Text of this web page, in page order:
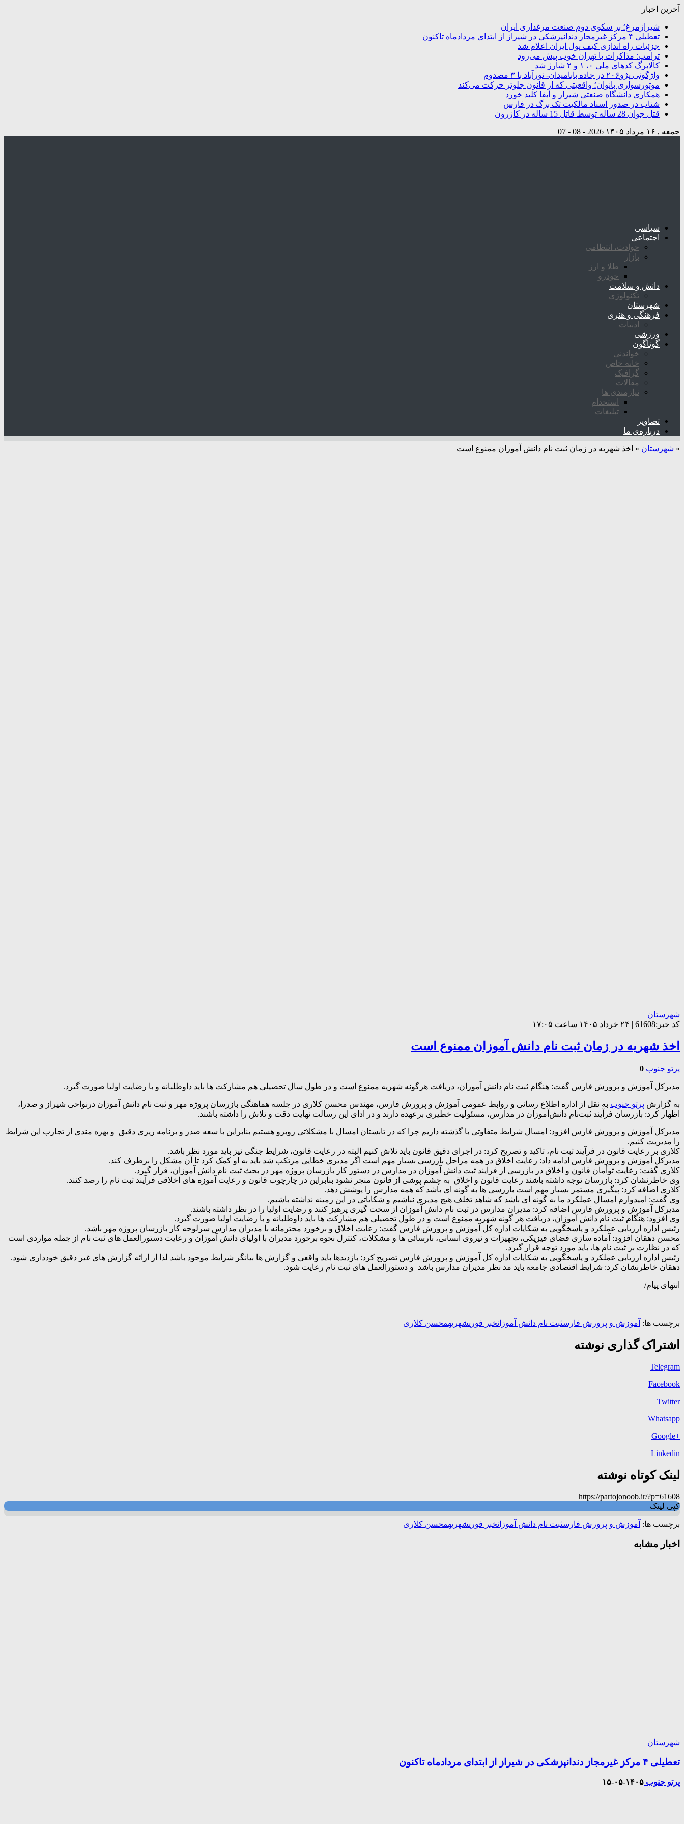
آخرین اخبار
شیرازمرغ؛ بر سکوی دوم صنعت مرغداری ایران
تعطیلی ۴ مرکز غیرمجاز دندانپزشکی در شیراز از ابتدای مردادماه تاکنون
جزئیات راه اندازی کیف پول ایران اعلام شد
ترامپ: مذاکرات با تهران خوب پیش می‌رود
کالابرگ کدهای ملی ۰، ۱ و ۲ شارژ شد
واژگونی پژو۲۰۶ در جاده بابامیدان- نورآباد با ۳ مصدوم
موتورسواری بانوان؛ واقعیتی که از قانون جلوتر حرکت می‌کند
همکاری دانشگاه صنعتی شیراز و آبفا کلید خورد
شتاب در صدور اسناد مالکیت تک برگ در فارس
قتل جوان 28 ساله توسط قاتل 15 ساله در کازرون
جمعه , ۱۶ مرداد ۱۴۰۵ 2026 - 08 - 07
سیاسی
اجتماعی
حوادث، انتظامی
بازار
طلا و ارز
خودرو
دانش و سلامت
تکنولوژی
شهرستان
فرهنگی و هنری
ادبیات
ورزشی
گوناگون
خواندنی
خانه خاص
گرافیک
مقالات
نیازمندی ها
استخدام
تبلیغات
تصاویر
درباره‌ی ما
» شهرستان » اخذ شهریه در زمان ثبت نام دانش آموزان ممنوع است
شهرستان
کد خبر:61608 | ۲۴ خرداد ۱۴۰۵ ساعت ۱۷:۰۵
اخذ شهریه در زمان ثبت نام دانش آموزان ممنوع است
پرتو جنوب 0
مدیرکل آموزش و پرورش فارس گفت: هنگام ثبت نام دانش آموزان، دریافت هرگونه شهریه ممنوع است و در طول سال تحصیلی هم مشارکت ها باید داوطلبانه و با رضایت اولیا صورت گیرد.
به گزارش پرتو جنوب به نقل از اداره اطلاع رسانی و روابط عمومی آموزش و پرورش فارس، مهندس محسن کلاری در جلسه هماهنگی بازرسان پروژه مهر و ثبت نام دانش آموزان درنواحی شیراز و صدرا،
اظهار کرد: بازرسان فرآیند ثبت‌نام دانش‌آموزان در مدارس، مسئولیت خطیری برعهده دارند و در ادای این رسالت نهایت دقت و تلاش را داشته باشند.
مدیرکل آموزش و پرورش فارس افزود: امسال شرایط متفاوتی با گذشته داریم چرا که در تابستان امسال با مشکلاتی روبرو هستیم بنابراین با سعه صدر و برنامه ریزی دقیق و بهره مندی از تجارب این شرایط
را مدیریت کنیم.
کلاری بر رعایت قانون در فرآیند ثبت نام، تاکید و تصریح کرد: در اجرای دقیق قانون باید تلاش کنیم البته در رعایت قانون، شرایط جنگی نیز باید مورد نظر باشد.
مدیرکل آموزش و پرورش فارس ادامه داد: رعایت اخلاق در همه مراحل بازرسی بسیار مهم است اگر مدیری خطایی مرتکب شد باید به او کمک کرد تا آن مشکل را برطرف کند.
کلاری گفت: رعایت توأمان قانون و اخلاق در بازرسی از فرایند ثبت دانش آموزان در مدارس در دستور کار بازرسان پروژه مهر در بحث ثبت نام دانش آموزان، قرار گیرد.
وی خاطرنشان کرد: بازرسان توجه داشته باشند رعایت قانون و اخلاق به چشم پوشی از قانون منجر نشود بنابراین در چارچوب قانون و رعایت آموزه های اخلاقی فرآیند ثبت نام را رصد کنند.
کلاری اضافه کرد: پیگیری مستمر بسیار مهم است بازرسی ها به گونه ای باشد که همه مدارس را پوشش دهد.
وی گفت: امیدوارم امسال عملکرد ما به گونه ای باشد که شاهد تخلف هیچ مدیری نباشیم و شکایاتی در این زمینه نداشته باشیم.
مدیرکل آموزش و پرورش فارس اضافه کرد: مدیران مدارس در ثبت نام دانش آموزان از سخت گیری پرهیز کنند و رضایت اولیا را در نظر داشته باشند.
وی افزود: هنگام ثبت نام دانش آموزان، دریافت هر گونه شهریه ممنوع است و در طول تحصیلی هم مشارکت ها باید داوطلبانه و با رضایت اولیا صورت گیرد.
رئیس اداره ارزیابی عملکرد و پاسخگویی به شکایات اداره کل آموزش و پرورش فارس گفت: رعایت اخلاق و برخورد محترمانه با مدیران مدارس سرلوحه کار بازرسان پروژه مهر باشد.
محسن دهقان افزود: آماده سازی فضای فیزیکی، تجهیزات و نیروی انسانی، نارسائی ها و مشکلات، کنترل نحوه برخورد مدیران با اولیای دانش آموزان و رعایت دستورالعمل های ثبت نام از جمله مواردی است
که در نظارت بر ثبت نام ها، باید مورد توجه قرار گیرد.
رئیس اداره ارزیابی عملکرد و پاسخگویی به شکایات اداره کل آموزش و پرورش فارس تصریح کرد: بازدیدها باید واقعی و گزارش ها بیانگر شرایط موجود باشد لذا از ارائه گزارش های غیر دقیق خودداری شود.
دهقان خاطرنشان کرد: شرایط اقتصادی جامعه باید مد نظر مدیران مدارس باشد و دستورالعمل های ثبت نام رعایت شود.
انتهای پیام/
برچسب ها: آموزش و پرورش فارسثبت نام دانش آموزانخبر فوریشهریهمحسن کلاری
اشتراک گذاری نوشته
Telegram
Facebook
Twitter
Whatsapp
+Google
Linkedin
لینک کوتاه نوشته
https://partojonoob.ir/?p=61608
کپی لینک
برچسب ها: آموزش و پرورش فارسثبت نام دانش آموزانخبر فوریشهریهمحسن کلاری
اخبار مشابه
شهرستان
تعطیلی ۴ مرکز غیرمجاز دندانپزشکی در شیراز از ابتدای مردادماه تاکنون
پرتو جنوب ۱۴۰۵-۰۵-۱۵